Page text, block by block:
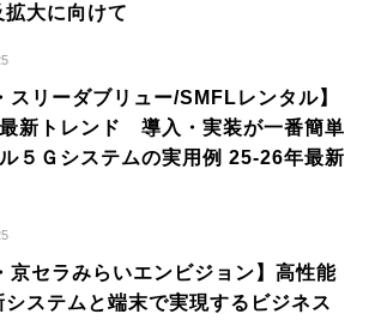
大に向けて
スリーダブリュー/SMFLレンタル】
新トレンド 導入・実装が一番簡単
５Ｇシステムの実用例 25-26年最新
京セラみらいエンビジョン】高性能
システムと端末で実現するビジネス